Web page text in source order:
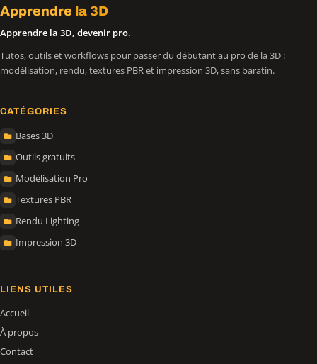
Apprendre la 3D
Apprendre la 3D, devenir pro.
Tutos, outils et workflows pour passer du débutant au pro de la 3D :
modélisation, rendu, textures PBR et impression 3D, sans baratin.
CATÉGORIES
Bases 3D
Outils gratuits
Modélisation Pro
Textures PBR
Rendu Lighting
Impression 3D
LIENS UTILES
Accueil
À propos
Contact